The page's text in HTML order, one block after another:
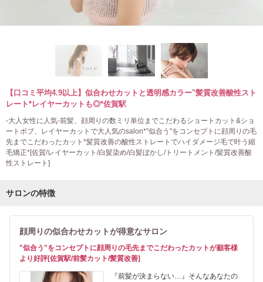
【口コミ平均4.9以上】似合わせカットと透明感カラー"髪質改善酸性スト
レート*レイヤーカットも◎*佐賀駅
-大人女性に人気-前髪、顔周りの数ミリ単位までこだわるショートカット&ショ
ートボブ、レイヤーカットで大人気のsalon*"似合う"をコンセプトに顔周りの毛
先までこだわったカット*髪質改善の酸性ストレートでハイダメージ毛で叶う縮
毛矯正*[佐賀/レイヤーカット/白髪染め/白髪ぼかし/トリートメント/髪質改善酸
性ストレート]
サロンの特徴
顔周りの似合わせカットが得意なサロン
"似合う"をコンセプトに顔周りの毛先までこだわったカットが顧客様
より好評[佐賀駅/前髪カット/髪質改善]
『前髪が決まらない…』そんなあなたの